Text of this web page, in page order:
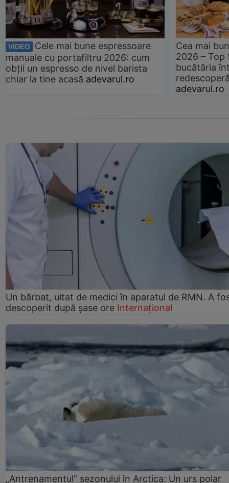
VIDEO
Cele mai bune espressoare
manuale cu portafiltru 2026: cum
obții un espresso de nivel barista
chiar la tine acasă adevarul.ro
Cea mai
2026 –
bucătăria
adevarul.ro
Un bărbat, uitat de medici în aparatul de RMN. A
descoperit după șase ore Internațional
„Antrenamentul” sezonului în Arctica: Un urs polar